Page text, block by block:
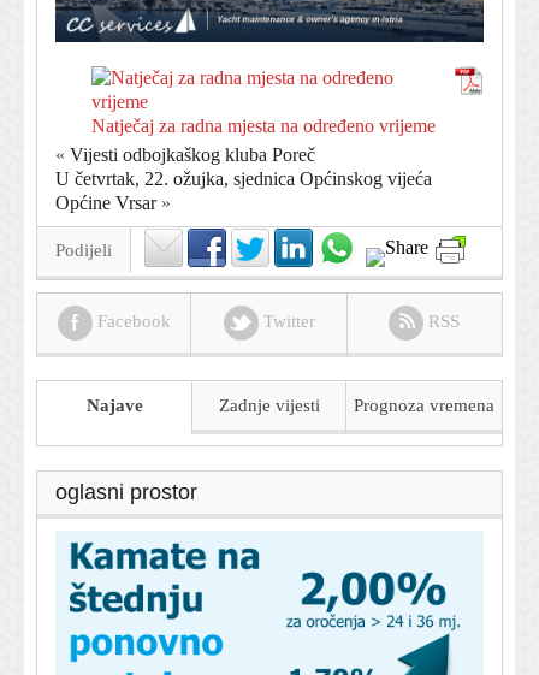
Natječaj za radna mjesta na određeno vrijeme
« Vijesti odbojkaškog kluba Poreč
U četvrtak, 22. ožujka, sjednica Općinskog vijeća
Općine Vrsar»
Podijeli
Facebook Twitter RSS
Najave Zadnje vijesti Prognoza vremena
oglasni prostor